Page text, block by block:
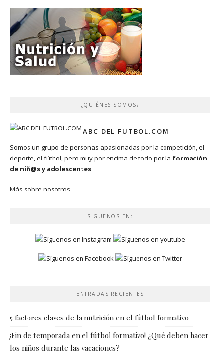
¿QUIÉNES SOMOS?
ABC DEL FUTBOL.COM
Somos un grupo de personas apasionadas por la competición, el
deporte, el fútbol, pero muy por encima de todo por la formación
de niñ@s y adolescentes
Más sobre nosotros
SIGUENOS EN:
ENTRADAS RECIENTES
5 factores claves de la nutrición en el fútbol formativo
¡Fin de temporada en el fútbol formativo! ¿Qué deben hacer
los niños durante las vacaciones?